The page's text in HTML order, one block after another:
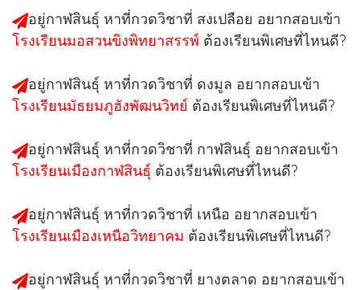
อยู่กาฬสินธุ์ หาที่กวดวิชาที่ สงเปลือย อยากสอบเข้า
โรงเรียนมอสวนขิงพิทยาสรรพ์ ต้องเรียนพิเศษที่ไหนดี?
อยู่กาฬสินธุ์ หาที่กวดวิชาที่ ดงมูล อยากสอบเข้า
โรงเรียนมัธยมภูฮังพัฒนวิทย์ ต้องเรียนพิเศษที่ไหนดี?
อยู่กาฬสินธุ์ หาที่กวดวิชาที่ กาฬสินธุ์ อยากสอบเข้า
โรงเรียนเมืองกาฬสินธุ์ ต้องเรียนพิเศษที่ไหนดี?
อยู่กาฬสินธุ์ หาที่กวดวิชาที่ เหนือ อยากสอบเข้า
โรงเรียนเมืองเหนือวิทยาคม ต้องเรียนพิเศษที่ไหนดี?
อยู่กาฬสินธุ์ หาที่กวดวิชาที่ ยางตลาด อยากสอบเข้า